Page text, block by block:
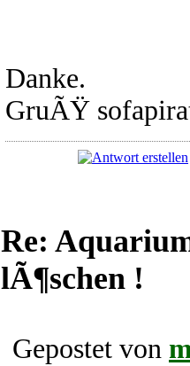
Danke.
GruÃŸ
Re:
lÃ¶schen !
Gepostet von